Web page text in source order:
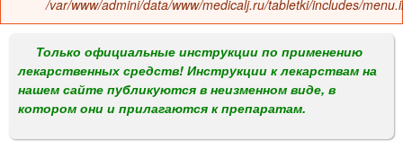
о
м
е
н
ошибке
/var/www/admini/data/www/medicalj.ru/tabletki/includes/
Только официальные инструкции по применению
лекарственных средств! Инструкции к лекарствам на
нашем сайте публикуются в неизменном виде, в
котором они и прилагаются к препаратам.